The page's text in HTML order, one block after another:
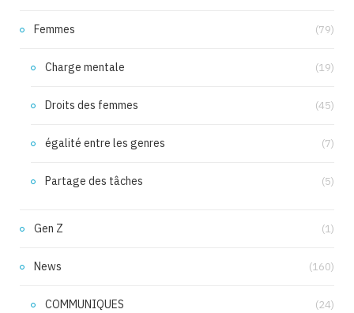
Femmes (79)
Charge mentale (19)
Droits des femmes (45)
égalité entre les genres (7)
Partage des tâches (5)
Gen Z (1)
News (160)
COMMUNIQUES (24)